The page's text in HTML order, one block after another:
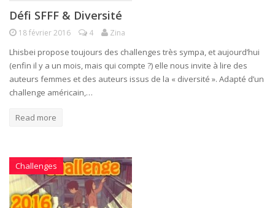
Défi SFFF & Diversité
18 février 2016 4 Zina
Lhisbei propose toujours des challenges très sympa, et aujourd’hui
(enfin il y a un mois, mais qui compte ?) elle nous invite à lire des
auteurs femmes et des auteurs issus de la « diversité ». Adapté d’un
challenge américain,…
Read more
Challenges